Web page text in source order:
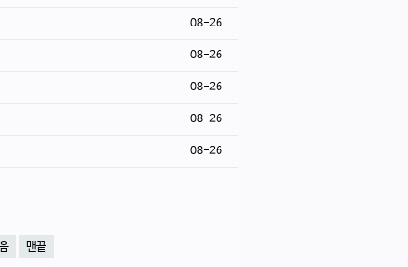
08-26
08-26
08-26
08-26
08-26
맨끝